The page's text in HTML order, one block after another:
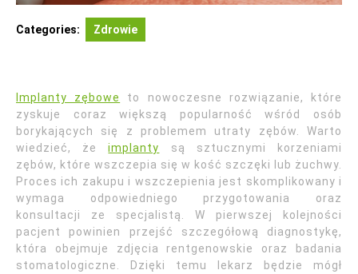
Categories: Zdrowie
Implanty zębowe
to nowoczesne rozwiązanie, które
zyskuje coraz większą popularność wśród osób
borykających się z problemem utraty zębów. Warto
wiedzieć, żeimplanty są sztucznymi korzeniami
zębów, które wszczepia się w kość szczęki lub żuchwy.
Proces ich zakupu i wszczepienia jest skomplikowany i
wymaga odpowiedniego przygotowania oraz
konsultacji ze specjalistą. W pierwszej kolejności
pacjent powinien przejść szczegółową diagnostykę,
która obejmuje zdjęcia rentgenowskie oraz badania
stomatologiczne. Dzięki temu lekarz będzie mógł